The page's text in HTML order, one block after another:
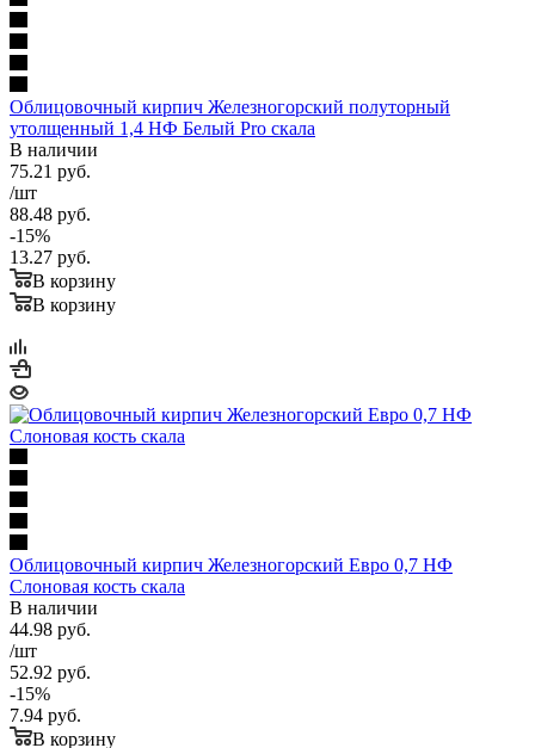
Облицовочный кирпич Железногорский полуторный
утолщенный 1,4 НФ Белый Pro скала
В наличии
75.21 руб.
/шт
88.48 руб.
-15%
13.27 руб.
В корзину
В корзину
Облицовочный кирпич Железногорский Евро 0,7 НФ
Слоновая кость скала
В наличии
44.98 руб.
/шт
52.92 руб.
-15%
7.94 руб.
В корзину